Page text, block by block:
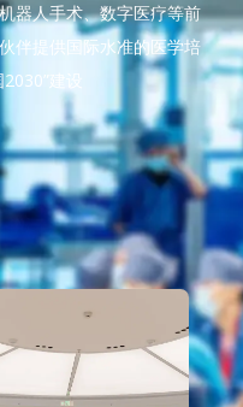
器人手术、数字医疗等前
伴提供国际水准的医学培
建设